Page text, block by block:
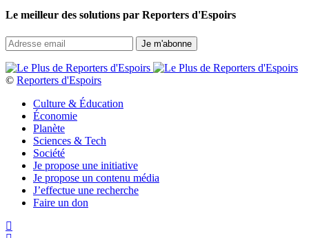
Le meilleur des solutions par Reporters d'Espoirs
© Reporters d'Espoirs
Culture & Éducation
Économie
Planète
Sciences & Tech
Société
Je propose une initiative
Je propose un contenu média
J’effectue une recherche
Faire un don